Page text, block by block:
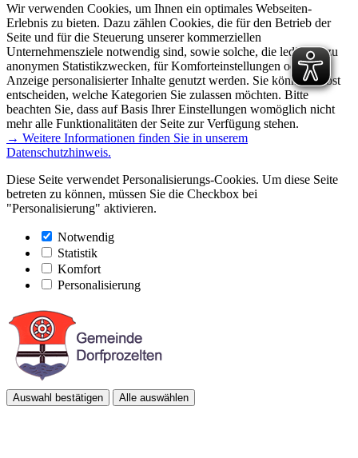
Wir verwenden Cookies, um Ihnen ein optimales Webseiten-
Erlebnis zu bieten. Dazu zählen Cookies, die für den Betrieb der
Seite und für die Steuerung unserer kommerziellen
Unternehmensziele notwendig sind, sowie solche, die lediglich zu
anonymen Statistikzwecken, für Komforteinstellungen oder zur
Anzeige personalisierter Inhalte genutzt werden. Sie können selbst
entscheiden, welche Kategorien Sie zulassen möchten. Bitte
beachten Sie, dass auf Basis Ihrer Einstellungen womöglich nicht
mehr alle Funktionalitäten der Seite zur Verfügung stehen.
→ Weitere Informationen finden Sie in unserem
Datenschutzhinweis.
Diese Seite verwendet Personalisierungs-Cookies. Um diese Seite
betreten zu können, müssen Sie die Checkbox bei
"Personalisierung" aktivieren.
Notwendig
Statistik
Komfort
Personalisierung
Auswahl bestätigen Alle auswählen